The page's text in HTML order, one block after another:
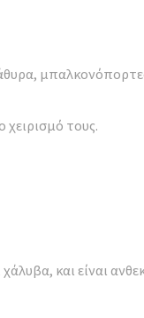
τους.
και είναι